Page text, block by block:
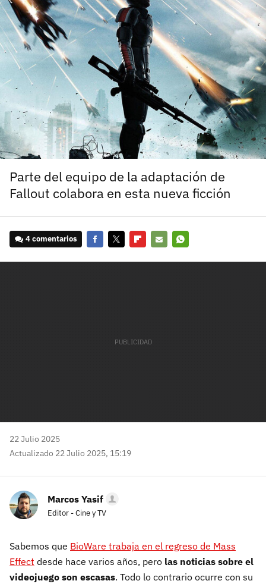
Parte del equipo de la adaptación de
Fallout colabora en esta nueva ficción
4 comentarios
22 Julio 2025
Actualizado 22 Julio 2025, 15:19
Marcos Yasif
Editor - Cine y TV
Sabemos que BioWare trabaja en el regreso de Mass
Effect desde hace varios años, pero las noticias sobre el
videojuego son escasas. Todo lo contrario ocurre con su
¿Todavía no tienes cuenta?
Regístrate gratis
El inicio de sesión con Facebook ya no está
disponible, pero puedes seguir usando tu cuenta
de 3DJuegos:
Recupera tu acceso con Facebook
carácter inicial), pero no mayúsculas, espacios, tildes
o caracteres especiales.
He leído y acepto lapolitica de privacidad y
de participación
Registrarse en 3DJuegos
Entra con Google
¿Ya tienes cuenta?